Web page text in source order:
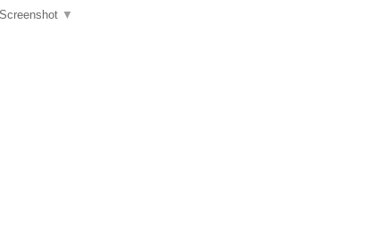
Screenshot ▼